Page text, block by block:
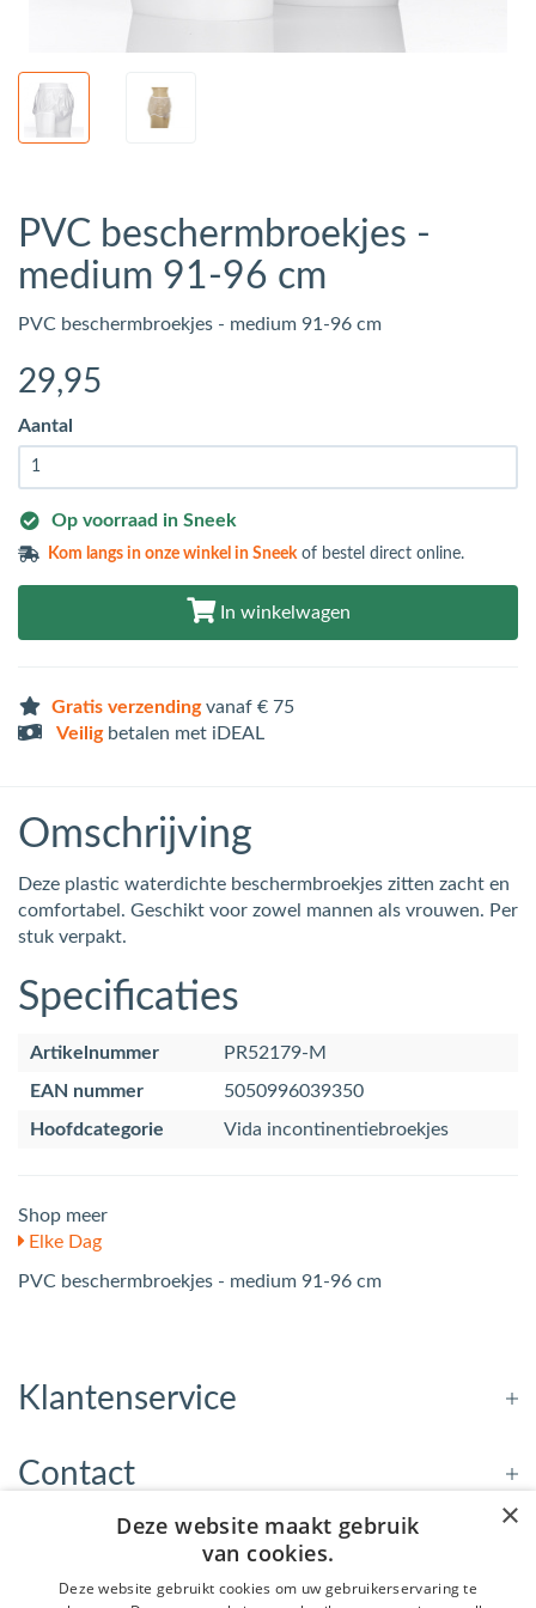
PVC beschermbroekjes -
medium 91-96 cm
PVC beschermbroekjes - medium 91-96 cm
29,95
Aantal
Op voorraad in Sneek
Kom langs inonze winkel in Sneek of bestel direct online.
In winkelwagen
Gratis verzendingvanaf € 75
Veiligbetalen met iDEAL
Omschrijving
Deze plastic waterdichte beschermbroekjes zitten zacht en
comfortabel. Geschikt voor zowel mannen als vrouwen. Per
stuk verpakt.
Specificaties
Artikelnummer
PR52179-M
EAN nummer
5050996039350
Hoofdcategorie
Vida incontinentiebroekjes
Shop meer
Elke Dag
PVC beschermbroekjes - medium 91-96 cm
Klantenservice
Contact
Openingstijden
×
Deze website maakt gebruik
van cookies.
Deze website gebruikt cookies om uw gebruikerservaring te